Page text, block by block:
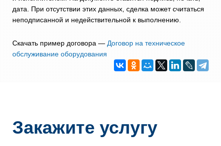
дата. При отсутствии этих данных, сделка может считаться
неподписанной и недействительной к выполнению.
Скачать пример договора — Договор на техническое
обслуживание оборудования
Закажите услугу